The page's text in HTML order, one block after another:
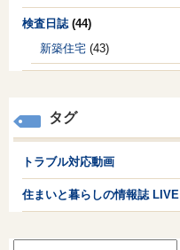
検査日誌(44)
新築住宅 (43)
タグ
トラブル対応動画
住まいと暮らしの情報誌 LIVE